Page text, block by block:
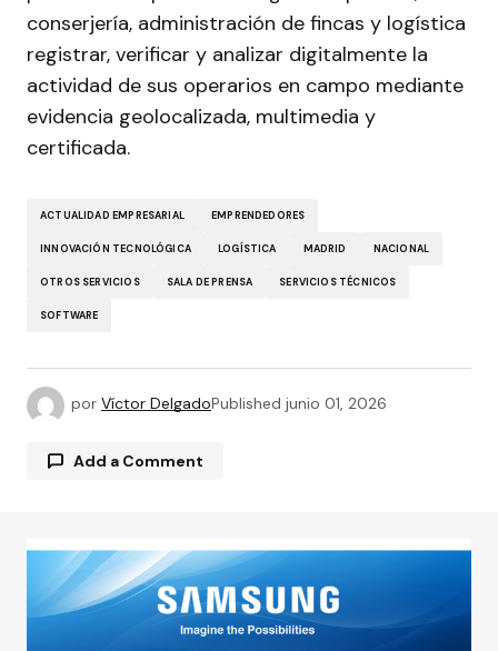
conserjería, administración de fincas y logística
registrar, verificar y analizar digitalmente la
actividad de sus operarios en campo mediante
evidencia geolocalizada, multimedia y
certificada.
ACTUALIDAD EMPRESARIAL EMPRENDEDORES
INNOVACIÓN TECNOLÓGICA LOGÍSTICA MADRID NACIONAL
OTROS SERVICIOS SALA DE PRENSA SERVICIOS TÉCNICOS
SOFTWARE
por Víctor DelgadoPublished junio 01, 2026
Add a Comment
Tu dirección de correo electrónico no será
publicada.Los campos obligatorios están
marcados con*